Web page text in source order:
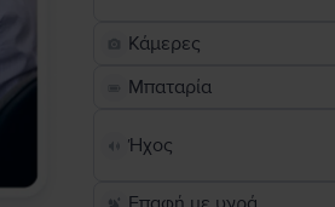
Κάμερες
Μπαταρία
Ήχος